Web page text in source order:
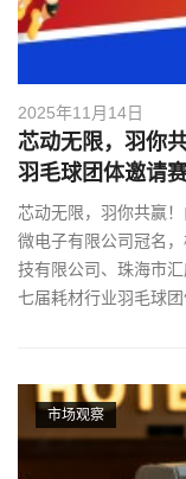
2025年11月14日
芯动无限，羽你
羽毛球团体邀请
芯动无限，羽你共赢
微电子有限公司冠名
技有限公司、珠海市
七届耗材行业羽毛球
市场观察